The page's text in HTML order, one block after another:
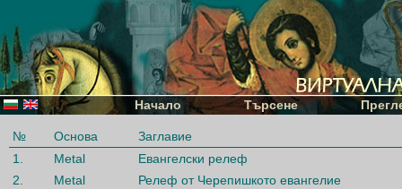
Начало Търсене
№ Основа
Заглавие
1.
Metal
Евангелски релеф
2.
Metal
Релеф от Черепишкото евангелие